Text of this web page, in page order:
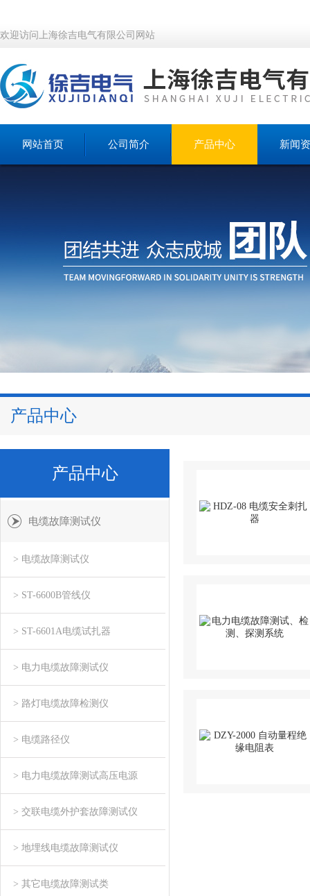
欢迎访问上海徐吉电气有限公司网站
网站首页 公司简介 产品中心 新闻
产品中心
产品中心
电缆故障测试仪
> 电缆故障测试仪
> ST-6600B管线仪
> ST-6601A电缆试扎器
> 电力电缆故障测试仪
> 路灯电缆故障检测仪
> 电缆路径仪
> 电力电缆故障测试高压电源
> 交联电缆外护套故障测试仪
> 地埋线电缆故障测试仪
> 其它电缆故障测试类